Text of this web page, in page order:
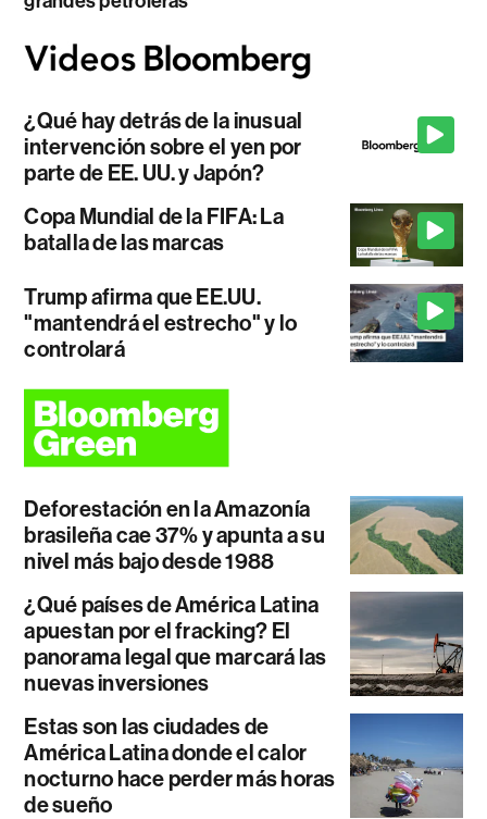
¿Qué hay detrás de la inusual
intervención sobre el yen por
parte de EE. UU. y Japón?
Copa Mundial de la FIFA: La
batalla de las marcas
Trump afirma que EE.UU.
"mantendrá el estrecho" y lo
controlará
Deforestación en la Amazonía
brasileña cae 37% y apunta a su
nivel más bajo desde 1988
¿Qué países de América Latina
apuestan por el fracking? El
panorama legal que marcará las
nuevas inversiones
Estas son las ciudades de
América Latina donde el calor
nocturno hace perder más horas
de sueño